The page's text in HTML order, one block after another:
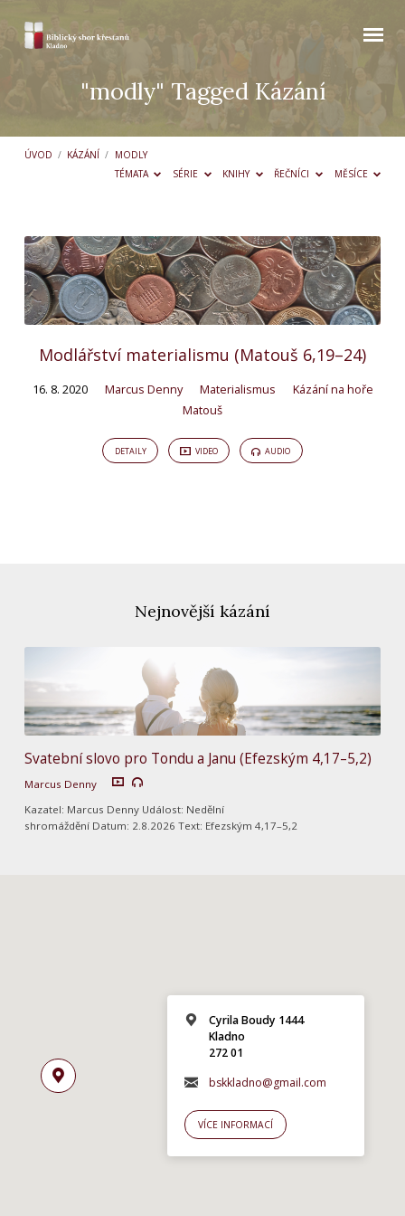
"modly" Tagged Kázání
ÚVOD / KÁZÁNÍ / MODLY
TÉMATA
SÉRIE KNIHY ŘEČNÍCI MĚSÍCE
"modly"
Tagged
Kázání
Modlářství materialismu (Matouš 6,19–24)
16. 8. 2020 Marcus Denny Materialismus
Kázání na hoře
Matouš
DETAILY VIDEO AUDIO
Nejnovější kázání
Svatební slovo pro Tondu a Janu (Efezským 4,17–5,2)
Marcus Denny
Kazatel: Marcus Denny Událost: Nedělní
shromáždění Datum: 2.8.2026 Text: Efezským 4,17–5,2
Cyrila Boudy 1444
Kladno
272 01
bskkladno@gmail.com
VÍCE INFORMACÍ